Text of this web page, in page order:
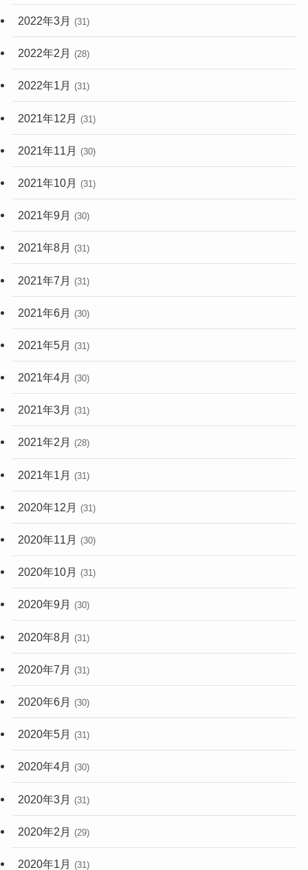
2022年3月 (31)
2022年2月 (28)
2022年1月 (31)
2021年12月 (31)
2021年11月 (30)
2021年10月 (31)
2021年9月 (30)
2021年8月 (31)
2021年7月 (31)
2021年6月 (30)
2021年5月 (31)
2021年4月 (30)
2021年3月 (31)
2021年2月 (28)
2021年1月 (31)
2020年12月 (31)
2020年11月 (30)
2020年10月 (31)
2020年9月 (30)
2020年8月 (31)
2020年7月 (31)
2020年6月 (30)
2020年5月 (31)
2020年4月 (30)
2020年3月 (31)
2020年2月 (29)
2020年1月 (31)